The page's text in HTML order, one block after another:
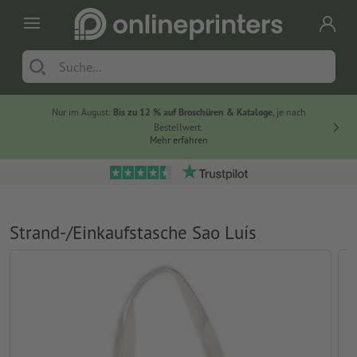
Nur im August: Bis zu 12 % auf Broschüren & Kataloge, je nach
Bestellwert.
Mehr erfahren
Strand-/Einkaufstasche Sao Luís